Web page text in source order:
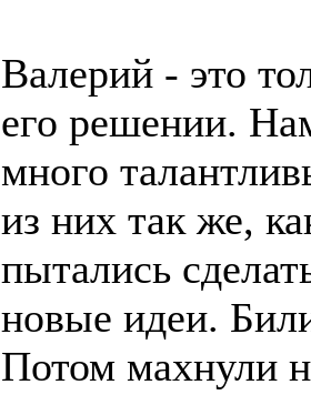
Валерий - это
его решении.
много
из них так же,
пытались
новые идеи.
Потом махнули